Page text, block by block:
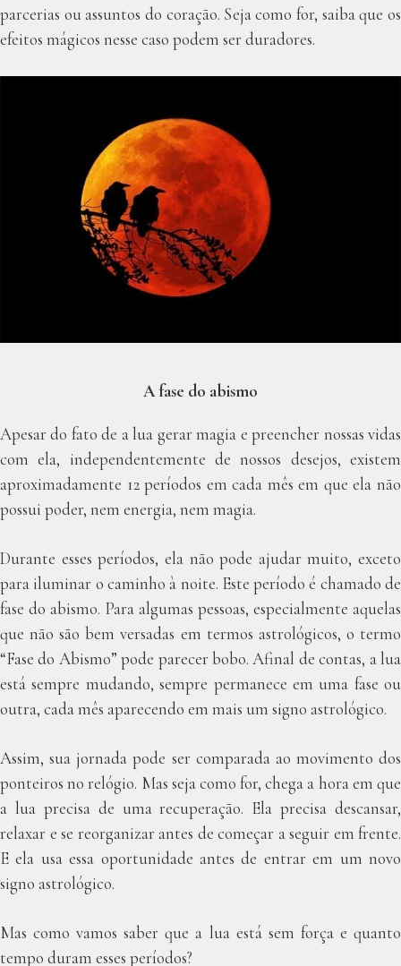
parcerias ou assuntos do coração. Seja como for, saiba que os
efeitos mágicos nesse caso podem ser duradores.
A fase do abismo
Apesar do fato de a lua gerar magia e preencher nossas vidas
com ela, independentemente de nossos desejos, existem
aproximadamente 12 períodos em cada mês em que ela não
possui poder, nem energia, nem magia.
Durante esses períodos, ela não pode ajudar muito, exceto
para iluminar o caminho à noite. Este período é chamado de
fase do abismo. Para algumas pessoas, especialmente aquelas
que não são bem versadas em termos astrológicos, o termo
“Fase do Abismo” pode parecer bobo. Afinal de contas, a lua
está sempre mudando, sempre permanece em uma fase ou
outra, cada mês aparecendo em mais um signo astrológico.
Assim, sua jornada pode ser comparada ao movimento dos
ponteiros no relógio. Mas seja como for, chega a hora em que
a lua precisa de uma recuperação. Ela precisa descansar,
relaxar e se reorganizar antes de começar a seguir em frente.
E ela usa essa oportunidade antes de entrar em um novo
signo astrológico.
Mas como vamos saber que a lua está sem força e quanto
tempo duram esses períodos?